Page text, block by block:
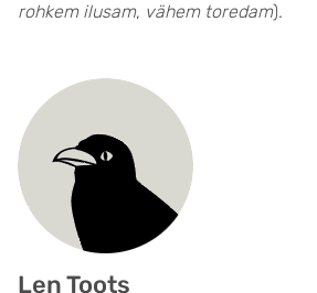
rohkem ilusam, vähem toredam).
Len Toots